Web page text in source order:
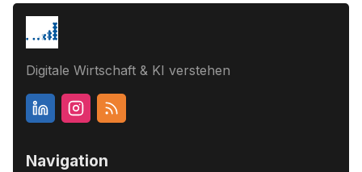
Digitale Wirtschaft & KI verstehen
Navigation